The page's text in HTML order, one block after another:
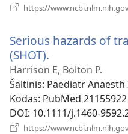
https://
Serious hazards of
(SHOT).
naujas
langas)
Harrison E, Bolton P.
Šaltinis‎: Paediatr Anaesth
Kodas‎: PubMed 21155922
DOI‎: 10.1111/j.1460-
https://